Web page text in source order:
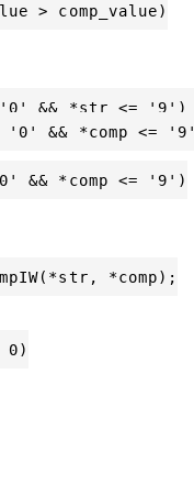
*str <= '9')
*comp <= '9')
*comp <= '9')
*comp);